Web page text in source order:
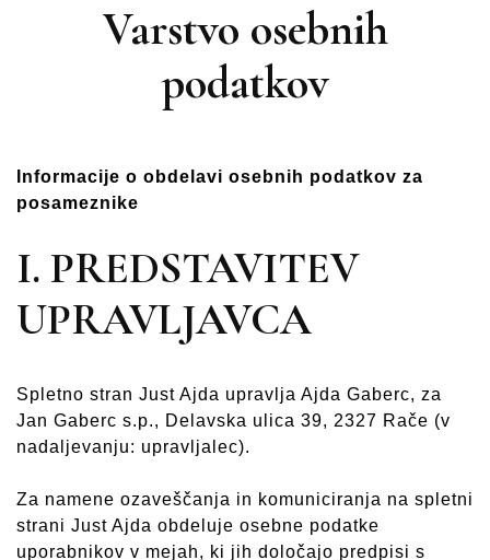
Varstvo osebnih
podatkov
Informacije o obdelavi osebnih podatkov za
posameznike
I. PREDSTAVITEV
UPRAVLJAVCA
Spletno stran Just Ajda upravlja Ajda Gaberc, za
Jan Gaberc s.p., Delavska ulica 39, 2327 Rače (v
nadaljevanju: upravljalec).
Za namene ozaveščanja in komuniciranja na spletni
strani Just Ajda obdeluje osebne podatke
uporabnikov v mejah, ki jih določajo predpisi s